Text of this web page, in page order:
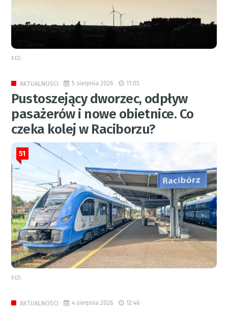
RED.
AKTUALNOŚCI 5 sierpnia 2026 11:05
Pustoszejący dworzec, odpływ
pasażerów i nowe obietnice. Co
czeka kolej w Raciborzu?
51
RED.
AKTUALNOŚCI 4 sierpnia 2026 12:46